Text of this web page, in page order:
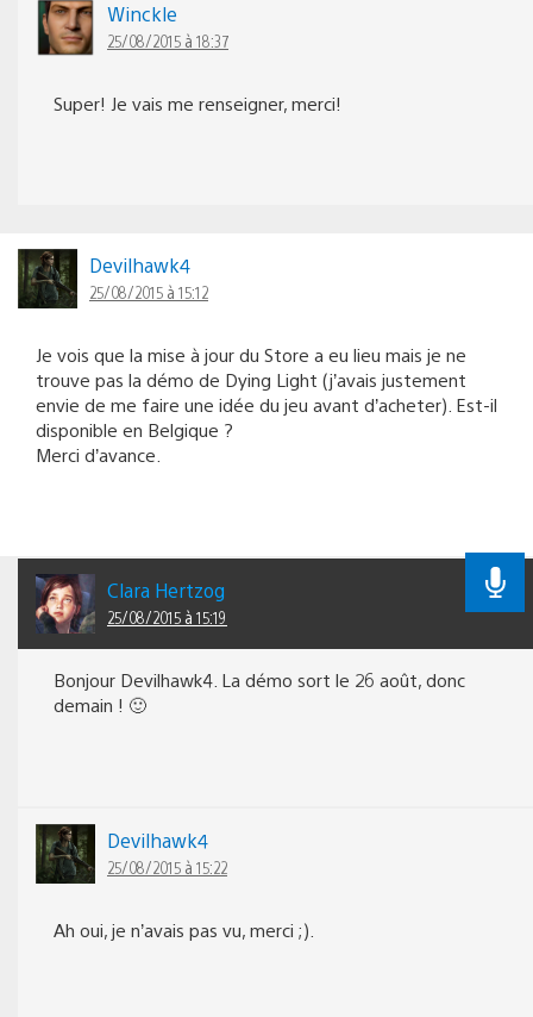
Winckle
25/08/2015 à 18:37
Super! Je vais me renseigner, merci!
Devilhawk4
25/08/2015 à 15:12
Je vois que la mise à jour du Store a eu lieu mais je ne
trouve pas la démo de Dying Light (j’avais justement
envie de me faire une idée du jeu avant d’acheter). Est-il
disponible en Belgique ?
Merci d’avance.
Clara Hertzog
25/08/2015 à 15:19
Bonjour Devilhawk4. La démo sort le 26 août, donc
demain ! 🙂
Devilhawk4
25/08/2015 à 15:22
Ah oui, je n’avais pas vu, merci ;).